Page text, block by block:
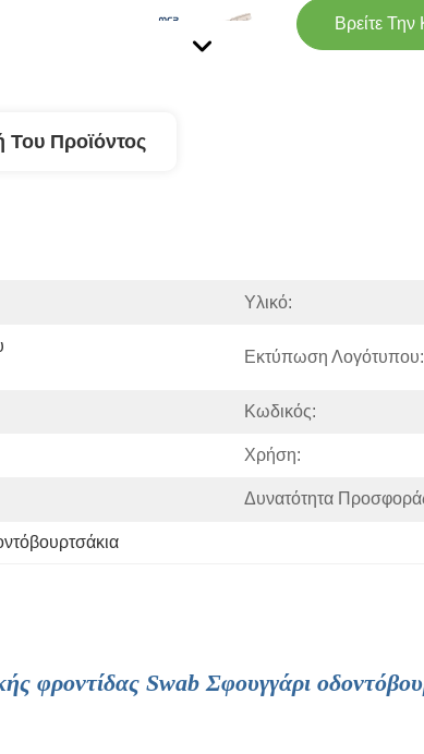
Βρείτε Την
Του Προϊόντος
Υλικό:
Εκτύπωση Λογότυπου:
Κωδικός:
Χρήση:
Δυνατότητα
φροντίδας Swab Σφουγγάρι